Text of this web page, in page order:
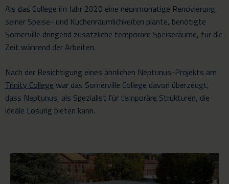
Als das College im Jahr 2020 eine neunmonatige Renovierung
seiner Speise- und Küchenräumlichkeiten plante, benötigte
Somerville dringend zusätzliche temporäre Speiseräume, für die
Zeit während der Arbeiten.
Nach der Besichtigung eines ähnlichen Neptunus-Projekts am
Trinity College war das Somerville College davon überzeugt,
dass Neptunus, als Spezialist für temporäre Strukturen, die
ideale Lösung bieten kann.